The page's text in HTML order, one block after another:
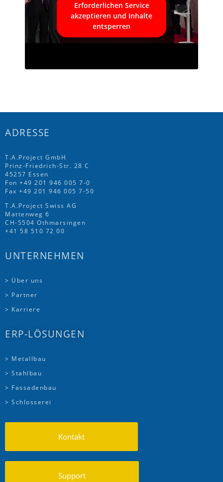
Erforderlichen Service
akzeptieren und Inhalte
entsperren
ADRESSE
T.A.Project GmbH
Prinz-Friedrich-Str. 28 C
45257 Essen
Fon +49 201 946 005 7-0
Fax +49 201 946 005 7-50
T.A.Project Swiss AG
Mattenweg 6
CH-5504 Othmarsingen
+41 58 510 72 00
UNTERNEHMEN
> Über uns
> Partner
> Karriere
ERP-LÖSUNGEN
> Metallbau
> Stahlbau
> Fassadenbau
> Schlosserei
Kontakt
Support